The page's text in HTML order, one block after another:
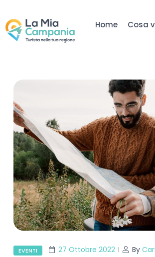
Home Cosa
EVENTI 27 Ottobre 2022 By